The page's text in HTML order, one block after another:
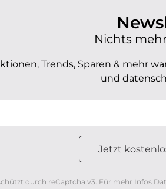
Nichts
Trends, Sparen & mehr
und
durch reCaptcha v3. Für mehr Infos